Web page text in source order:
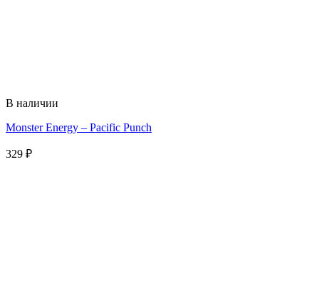
В наличии
Monster Energy – Pacific Punch
329 ₽